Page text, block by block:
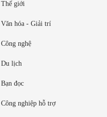
Thế giới
Văn hóa - Giải trí
Công nghệ
Du lịch
Bạn đọc
Công nghiệp hỗ trợ